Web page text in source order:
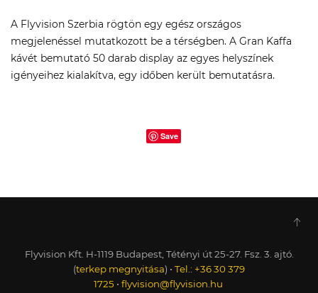
A Flyvision Szerbia rögtön egy egész országos
megjelenéssel mutatkozott be a térségben. A Gran Kaffa
kávét bemutató 50 darab display az egyes helyszínek
igényeihez kialakítva, egy időben került bemutatásra.
Save
Flyvision Kft. H-1119 Budapest, Tétényi út 25-27. Fsz. 3. ajtó.
(terkep megnyitása) • Tel.: +36 30 379
1725 • flyvision@flyvision.hu